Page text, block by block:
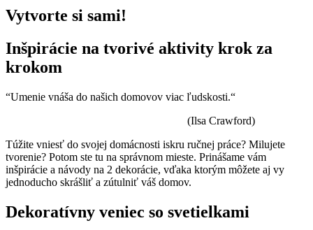
Vytvorte si sami!
Inšpirácie na tvorivé aktivity krok za
krokom
“Umenie vnáša do našich domovov viac ľudskosti.“
(Ilsa Crawford)
Túžite vniesť do svojej domácnosti iskru ručnej práce? Milujete
tvorenie? Potom ste tu na správnom mieste. Prinášame vám
inšpirácie a návody na 2 dekorácie, vďaka ktorým môžete aj vy
jednoducho skrášliť a zútulniť váš domov.
Dekoratívny veniec so svetielkami